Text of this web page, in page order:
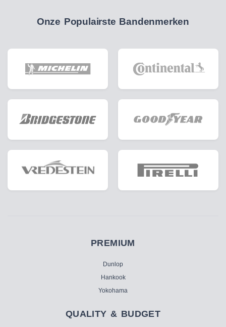
Onze Populairste Bandenmerken
PREMIUM
Dunlop
Hankook
Yokohama
QUALITY & BUDGET